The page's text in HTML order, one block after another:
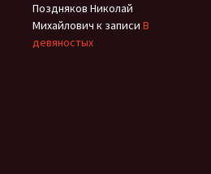
Поздняков Николай
Михайлович к записи В
девяностых